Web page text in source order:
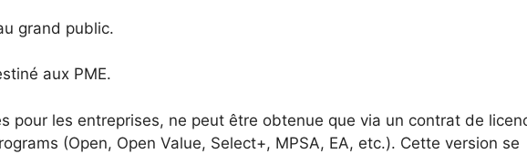
grand public.
aux PME.
pour les entreprises, ne peut être obtenue que via un contrat de
(Open, Open Value, Select+, MPSA, EA, etc.). Cette version se